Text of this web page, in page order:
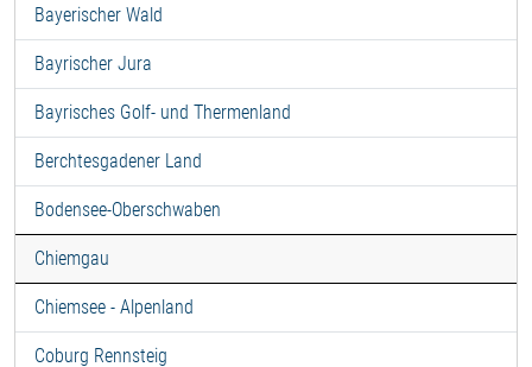
Bayerischer Wald
Bayrischer Jura
Bayrisches Golf- und Thermenland
Berchtesgadener Land
Bodensee-Oberschwaben
Chiemgau
Chiemsee - Alpenland
Coburg Rennsteig